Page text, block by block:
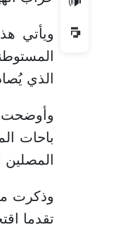
ويأتي
الذي
وأوضحت
باحات
المصلين
وذكرت
تقدما